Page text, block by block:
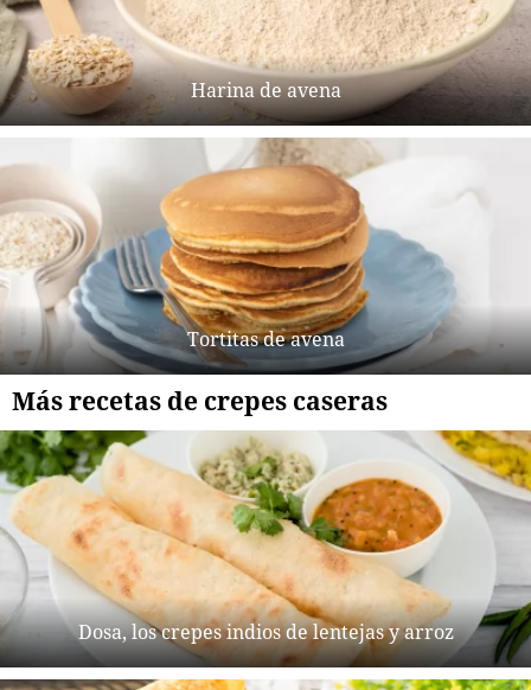
Harina de avena
Tortitas de avena
Más recetas de crepes caseras
Dosa, los crepes indios de lentejas y arroz